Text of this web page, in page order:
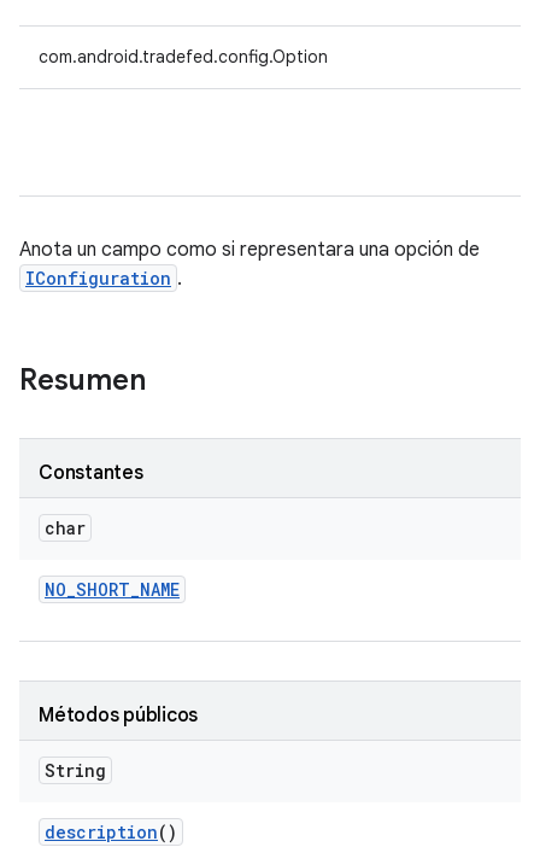
com.android.tradefed.config.Option
Anota un campo como si representara una opción de
IConfiguration .
Resumen
Constantes
char
NO_SHORT_NAME
Métodos públicos
String
description()